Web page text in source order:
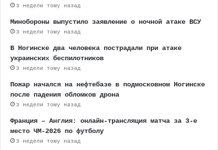
3 недели тому назад
Минобороны выпустило заявление о ночной атаке ВСУ
3 недели тому назад
В Ногинске два человека пострадали при атаке
украинских беспилотников
3 недели тому назад
Пожар начался на нефтебазе в подмосковном Ногинске
после падения обломков дрона
3 недели тому назад
Франция – Англия: онлайн-трансляция матча за 3-е
место ЧМ-2026 по футболу
3 недели тому назад